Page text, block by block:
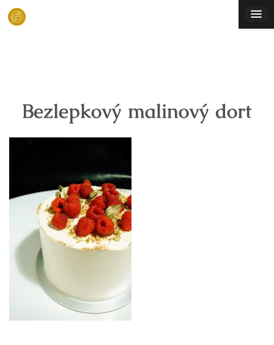
Skip
Bezlepkový malinový dort